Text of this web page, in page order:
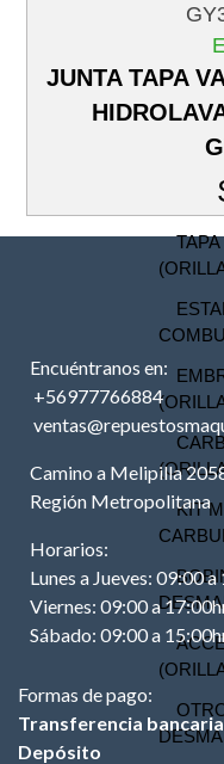
KIT
JUNTA TAPA
Encuéntranos en:
+56977766884
Camino a Melipilla
Región Metropolitana
Horarios:
Lunes a Jueves: 09:00
Viernes: 09:00 a
Sábado: 09:00 a
Formas de pago:
Transferencia bancaria
Depósito